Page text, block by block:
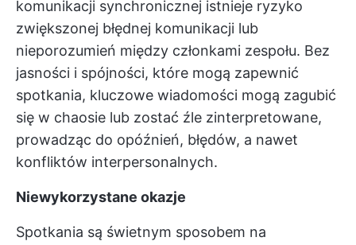
komunikacji synchronicznej istnieje ryzyko
zwiększonej błędnej komunikacji lub
nieporozumień między członkami zespołu. Bez
jasności i spójności, które mogą zapewnić
spotkania, kluczowe wiadomości mogą zagubić
się w chaosie lub zostać źle zinterpretowane,
prowadząc do opóźnień, błędów, a nawet
konfliktów interpersonalnych.
Niewykorzystane okazje
Spotkania są świetnym sposobem na